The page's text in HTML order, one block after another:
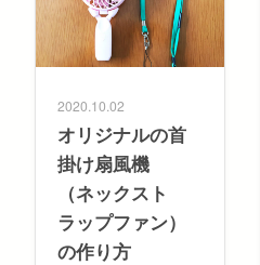
2020.10.02
オリジナルの首
掛け扇風機
（ネックスト
ラップファン）
の作り方